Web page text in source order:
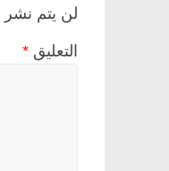
لن يتم نشر
التعليق *